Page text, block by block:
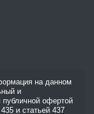
на данном
и
публичной офертой
и статьей 437